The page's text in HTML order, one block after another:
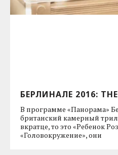
БЕРЛИНАЛЕ 2016: THE
В программе «Панорама»
британский камерный
вкратце, то это «Ребенок
«Головокружение», они